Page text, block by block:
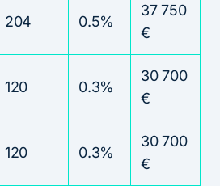
204 0.5%
37 750
€
120 0.3%
30 700
€
120 0.3%
30 700
€